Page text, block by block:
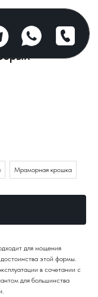
Мраморная крошка
для мощения
этой формы.
в сочетании с
для большинства